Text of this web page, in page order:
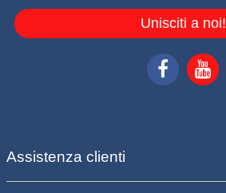
Unisciti a noi!
Assistenza clienti